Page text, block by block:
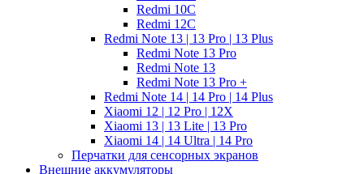
Redmi 10C
Redmi 12C
Redmi Note 13 | 13 Pro | 13 Plus
Redmi Note 13 Pro
Redmi Note 13
Redmi Note 13 Pro +
Redmi Note 14 | 14 Pro | 14 Plus
Xiaomi 12 | 12 Pro | 12X
Xiaomi 13 | 13 Lite | 13 Pro
Xiaomi 14 | 14 Ultra | 14 Pro
Перчатки для сенсорных экранов
Внешние аккумуляторы